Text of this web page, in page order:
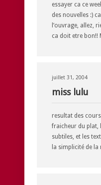
essayer ca ce
des nouvelles :)
l’ouvrage, allez,
ca doit etre bon!!
juillet 31, 2004
miss lulu
resultat des
fraicheur du plat,
subtiles, et les
la simplicité de la